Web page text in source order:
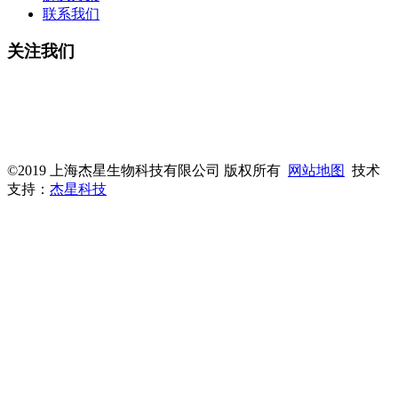
联系我们
关注我们
©2019 上海杰星生物科技有限公司 版权所有 网站地图 技术
支持： 杰星科技